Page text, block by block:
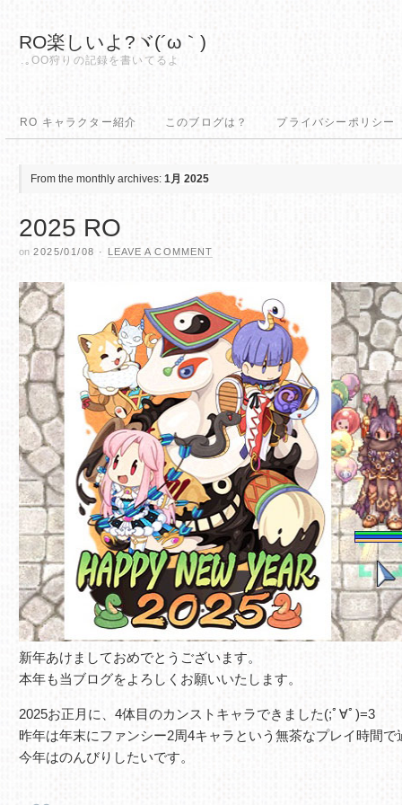
RO楽しいよ?ヾ(´ω｀)
.｡OO狩りの記録を書いてるよ
RO キャラクター紹介 このブログは？ プライバシーポリシー
From the monthly archives: 1月 2025
2025 RO
on 2025/01/08 · LEAVE A COMMENT
新年あけましておめでとうございます。
本年も当ブログをよろしくお願いいたします。
2025お正月に、4体目のカンストキャラできました(;ﾟ∀ﾟ)=3
昨年は年末にファンシー2周4キャラという無茶なプレイ時間で
今年はのんびりしたいです。